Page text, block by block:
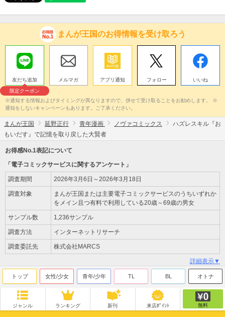
まんが王国のお得情報を受け取ろう
友だち追加
限定クーポン
メルマガ アプリ通知 フォロー いいね
※通知する情報およびタイミングが異なりますので、併せて受け取ることをお勧めします。 ※
通知をしないキャンペーンもあります。ご了承ください。
まんが王国 延野正行 青年漫画 ノヴァコミックス
ハズレスキル『お
もいだす』で記憶を取り戻した大賢者
お得感No.1表記について
「電子コミックサービスに関するアンケート」
調査期間 2026年3月6日～2026年3月18日
調査対象
まんが王国または主要電子コミックサービスのうちいずれか
をメイン且つ有料で利用している20歳～69歳の男女
サンプル数 1,236サンプル
調査方法 インターネットリサーチ
調査委託先 株式会社MARCS
詳細表示▼
トップ 女性/少女 青年/少年 TL BL オトナ
ジャンル ランキング 新刊 来店ﾎﾟｲﾝﾄ 無料